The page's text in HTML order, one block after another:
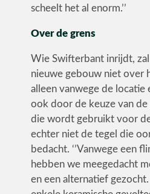
scheelt het al enorm.’’
Over de grens
Wie Swifterbant inrijdt,
nieuwe gebouw niet over
alleen vanwege de locatie
ook door de keuze van de
die wordt gebruikt voor
echter niet de tegel die
bedacht. ‘’Vanwege een
hebben we meegedacht
en een alternatief